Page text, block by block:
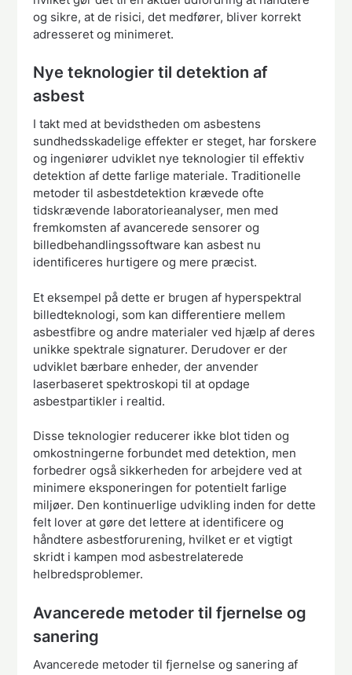
og sikre, at de risici, det medfører, bliver korrekt
adresseret og minimeret.
Nye teknologier til detektion af
asbest
I takt med at bevidstheden om asbestens
sundhedsskadelige effekter er steget, har forskere
og ingeniører udviklet nye teknologier til effektiv
detektion af dette farlige materiale. Traditionelle
metoder til asbestdetektion krævede ofte
tidskrævende laboratorieanalyser, men med
fremkomsten af avancerede sensorer og
billedbehandlingssoftware kan asbest nu
identificeres hurtigere og mere præcist.
Et eksempel på dette er brugen af hyperspektral
billedteknologi, som kan differentiere mellem
asbestfibre og andre materialer ved hjælp af deres
unikke spektrale signaturer. Derudover er der
udviklet bærbare enheder, der anvender
laserbaseret spektroskopi til at opdage
asbestpartikler i realtid.
Disse teknologier reducerer ikke blot tiden og
omkostningerne forbundet med detektion, men
forbedrer også sikkerheden for arbejdere ved at
minimere eksponeringen for potentielt farlige
miljøer. Den kontinuerlige udvikling inden for dette
felt lover at gøre det lettere at identificere og
håndtere asbestforurening, hvilket er et vigtigt
skridt i kampen mod asbestrelaterede
helbredsproblemer.
Avancerede metoder til fjernelse og
sanering
Avancerede metoder til fjernelse og sanering af